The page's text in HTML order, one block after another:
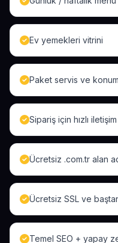
Ev yemekleri vitrini
Paket servis ve
Sipariş için hızlı iletişim
Ücretsiz .com.tr alan
Ücretsiz SSL ve
Temel SEO + yapay